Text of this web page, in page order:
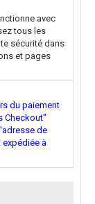
avec
tous les
sécurité dans
et pages
du paiement
Checkout"
de
expédiée à